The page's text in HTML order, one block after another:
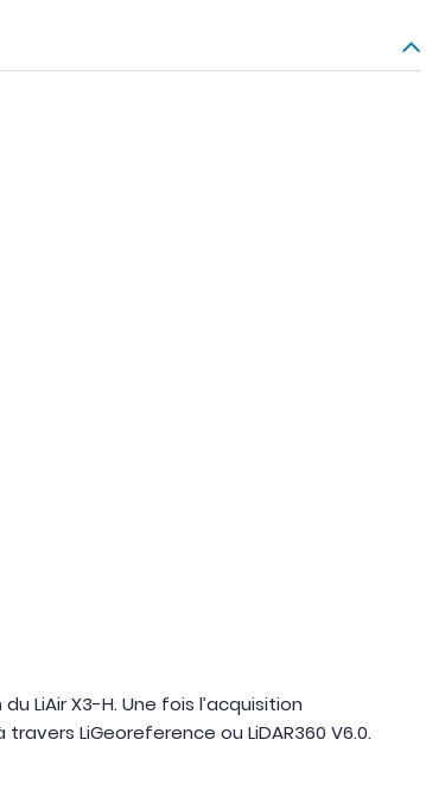
LiAir X3-H. Une fois l’acquisition
LiGeoreference ou LiDAR360 V6.0.